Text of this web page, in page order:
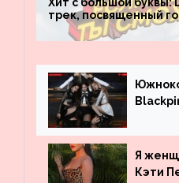
трек, посвященный
Бибера
Я
Кэти